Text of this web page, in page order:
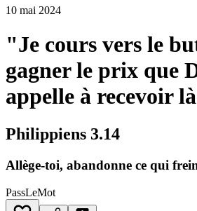
10 mai 2024
"Je cours vers le
gagner le prix que
appelle à recevoir
Philippiens 3.14
Allège-toi, abandonne ce qui
PassLeMot